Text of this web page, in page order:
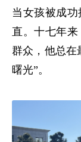
当女孩被成
直。十七年
群众，他总在
曙光”。